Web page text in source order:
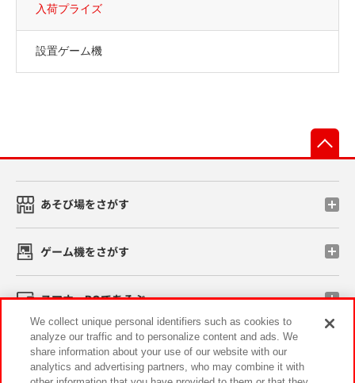
入荷プライズ
設置ゲーム機
あそび場をさがす
ゲーム機をさがす
スマホ・PCであそぶ
イベント・キャンペーン
We collect unique personal identifiers such as cookies to
analyze our traffic and to personalize content and ads. We
share information about your use of our website with our
analytics and advertising partners, who may combine it with